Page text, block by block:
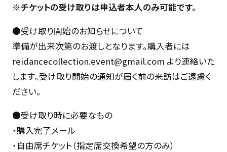
※チケットの受け取りは申込者本人のみ可能です。
●受け取り開始のお知らせについて
準備が出来次第のお渡しとなります。購入者には
reidancecollection.event@gmail.com より連絡いた
します。受け取り開始の通知が届く前の来訪はご遠慮く
ださい。
●受け取り時に必要なもの
・購入完了メール
・自由席チケット（指定席交換希望の方のみ）